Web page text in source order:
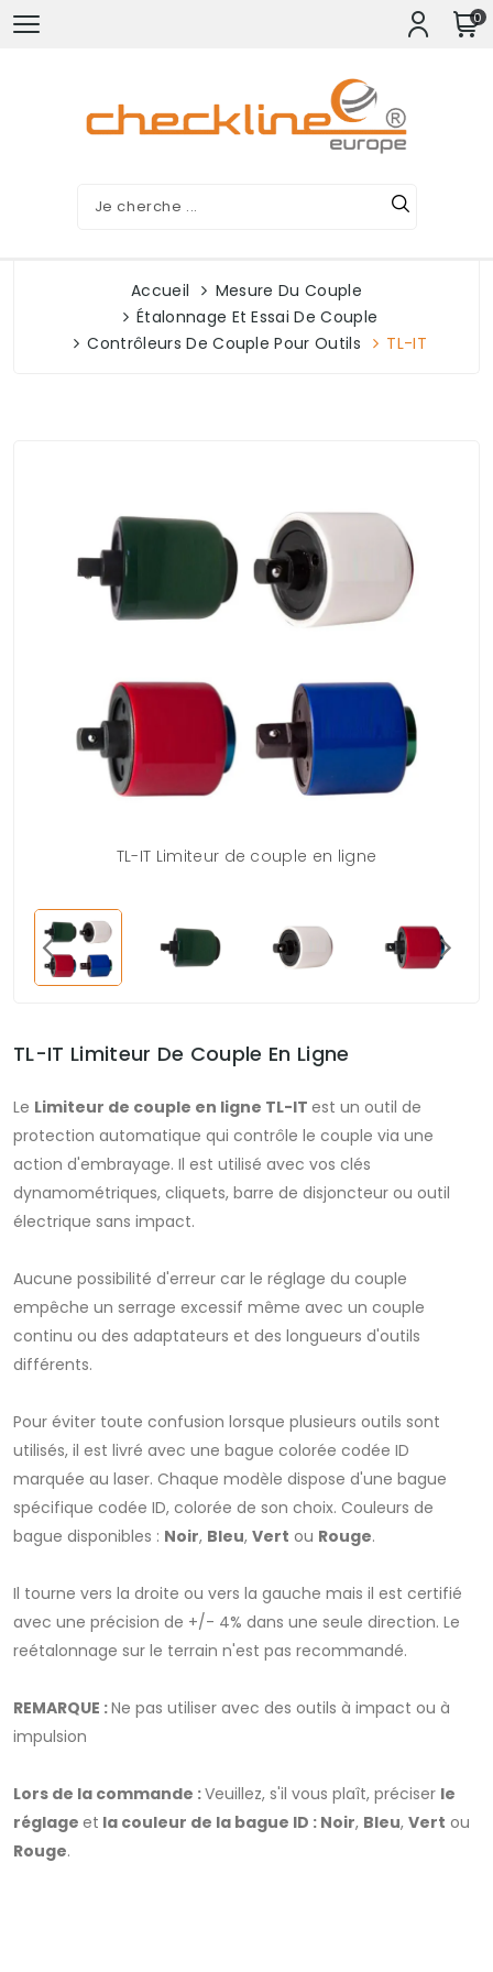
0
Accueil
Mesure Du Couple
Étalonnage Et Essai De Couple
Contrôleurs De Couple Pour Outils
TL-IT
TL-IT Limiteur de couple en ligne
TL-IT Limiteur De Couple En Ligne
Le Limiteur de couple en ligne TL-IT est un outil de
protection automatique qui contrôle le couple via une
action d'embrayage. Il est utilisé avec vos clés
dynamométriques, cliquets, barre de disjoncteur ou outil
électrique sans impact.
Aucune possibilité d'erreur car le réglage du couple
empêche un serrage excessif même avec un couple
continu ou des adaptateurs et des longueurs d'outils
différents.
Pour éviter toute confusion lorsque plusieurs outils sont
utilisés, il est livré avec une bague colorée codée ID
marquée au laser. Chaque modèle dispose d'une bague
spécifique codée ID, colorée de son choix. Couleurs de
bague disponibles : Noir, Bleu, Vert ou Rouge.
Il tourne vers la droite ou vers la gauche mais il est certifié
avec une précision de +/- 4% dans une seule direction. Le
reétalonnage sur le terrain n'est pas recommandé.
REMARQUE :Ne pas utiliser avec des outils à impact ou à
impulsion
Lors de la commande :Veuillez, s'il vous plaît, préciser le
réglage et la couleur de la bague ID : Noir, Bleu, Vert ou
Rouge.